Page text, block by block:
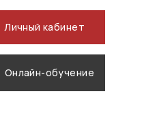
Личный кабинет
Онлайн-обучение